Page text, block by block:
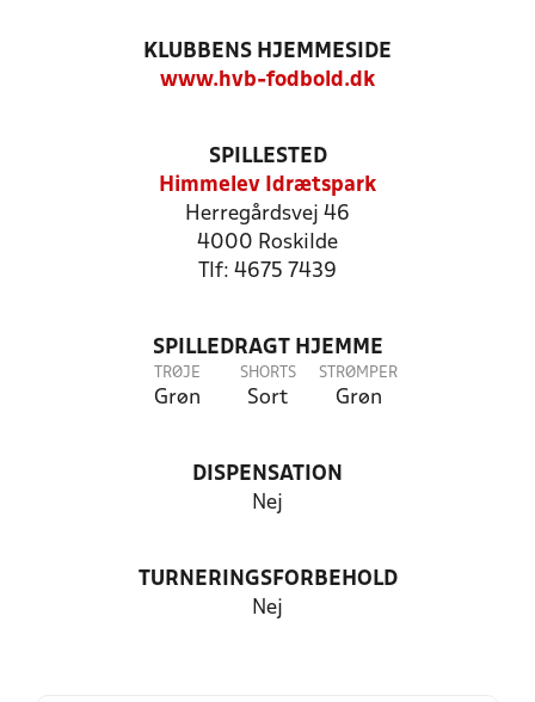
KLUBBENS HJEMMESIDE
www.hvb-fodbold.dk
SPILLESTED
Himmelev Idrætspark
Herregårdsvej 46
4000 Roskilde
Tlf: 4675 7439
SPILLEDRAGT HJEMME
TRØJE
Grøn
SHORTS
Sort
STRØMPER
Grøn
DISPENSATION
Nej
TURNERINGSFORBEHOLD
Nej